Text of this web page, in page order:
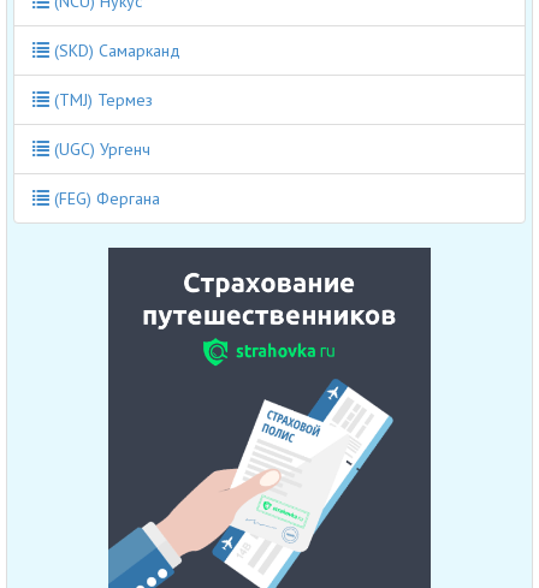
(SKD) Самарканд
(TMJ) Термез
(UGC) Ургенч
(FEG) Фергана